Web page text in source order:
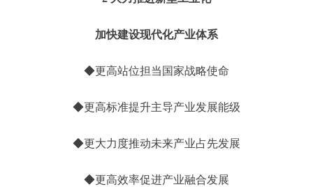
加快建设现代化产业体系
◆更高站位担当国家战略使命
◆更高标准提升主导产业发展能级
◆更大力度推动未来产业占先发展
◆更高效率促进产业融合发展